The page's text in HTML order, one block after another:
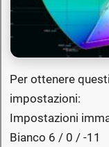
Per ottenere
impostazioni:
Impostazioni
Bianco 6 / 0 / -11